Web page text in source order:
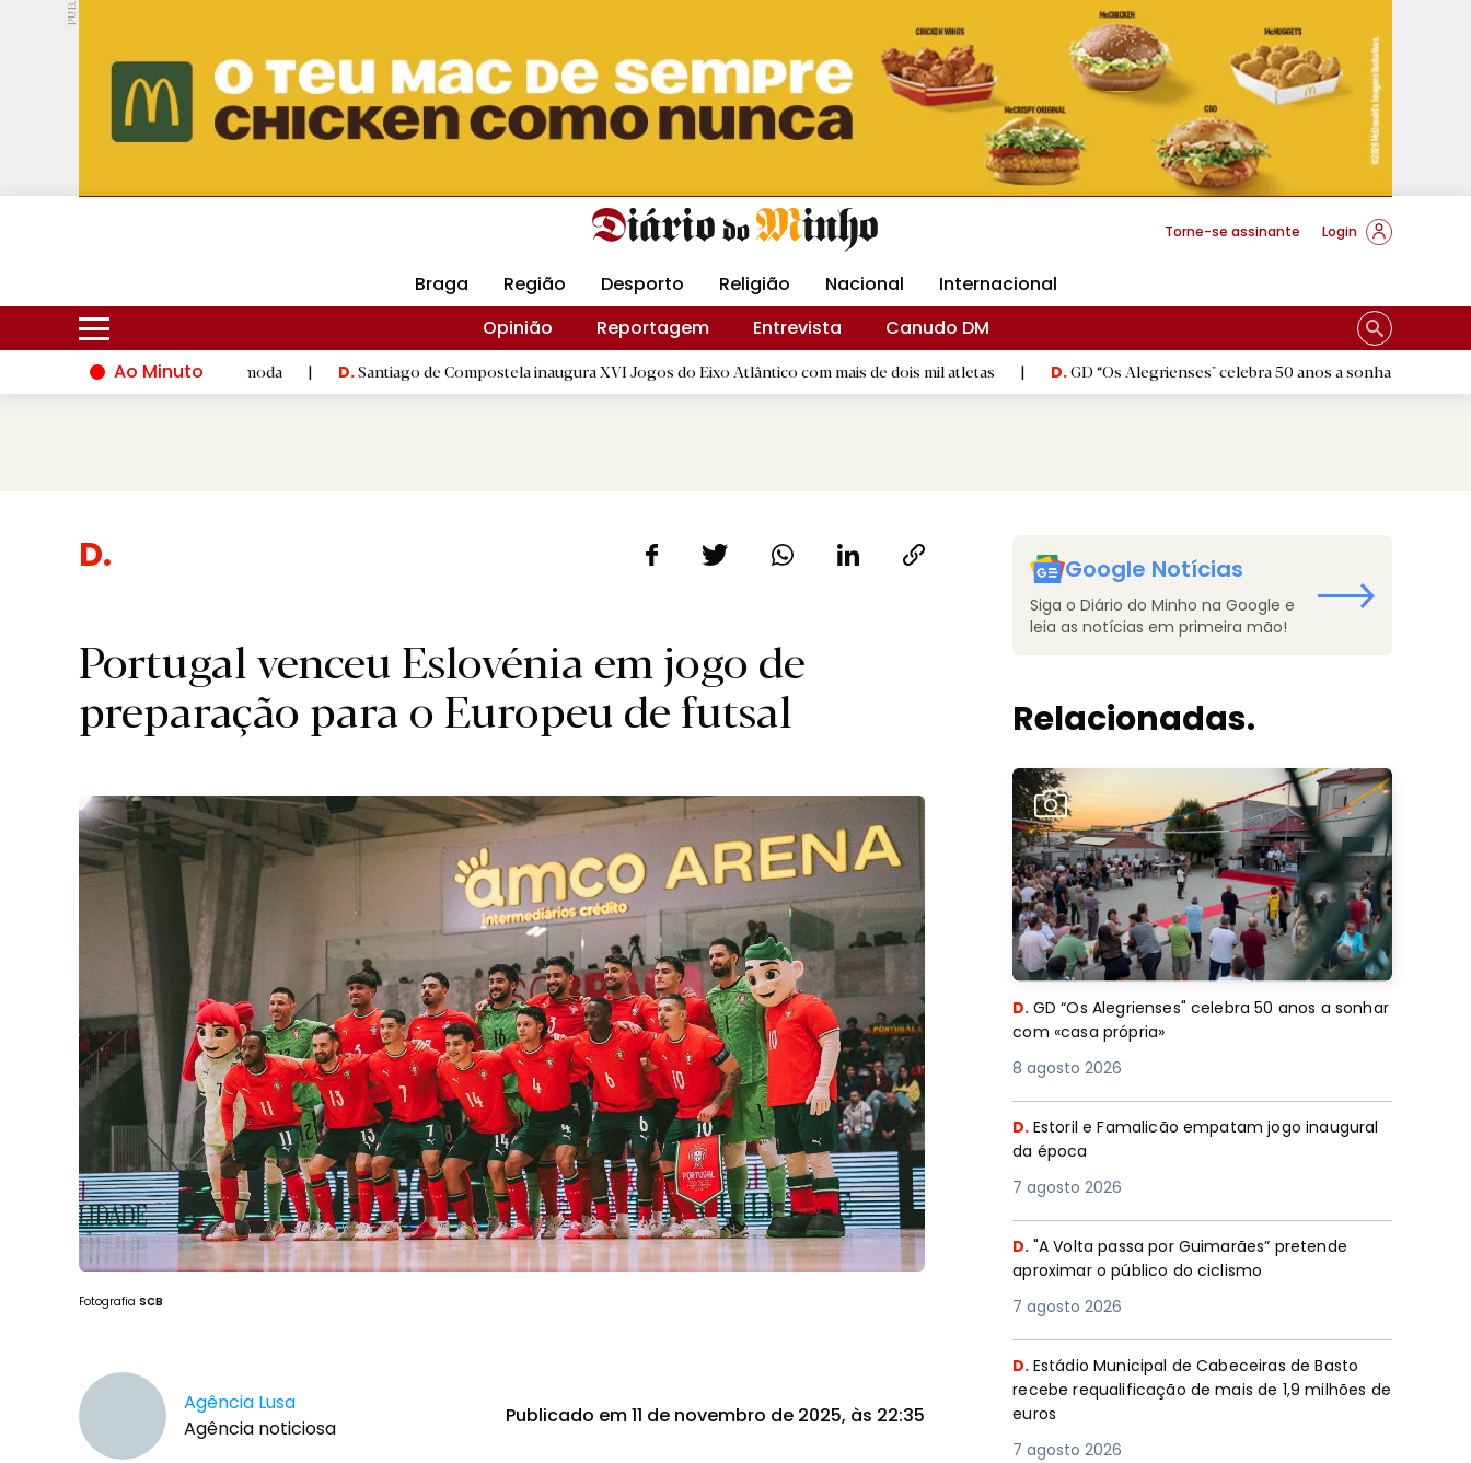
PUB.
Hoje 18ºC 29ºC DMtv Revista Minha Gráfica DM Livraria DM Arquidiocese Braga
Torne-se assinante Login
Braga Região Desporto Religião Nacional
Internacional
Opinião
Reportagem Entrevista
Canudo DM
Ao Minuto
do mundo da moda D.Santiago de Compostela inaugura XVI Jogos do Eixo Atlântico com mais de dois mil atletas | D.GD “Os Alegrienses" celebra 50 anos a sonhar com «casa própria»
Desport
Portugal venceu Eslovénia em jogo de
preparação para o Europeu de futsal
Fotografia SCB
Agência Lusa
Agência noticiosa
Publicado em 11 de novembro de 2025, às 22:35
Google Notícias
Siga o Diário do Minho na Google e
leia as notícias em primeira mão!
Relacionadas.
D. GD “Os Alegrienses" celebra 50 anos a sonhar
com «casa própria»
8 agosto 2026
D. Estoril e Famalicão empatam jogo inaugural
da época
7 agosto 2026
D. "A Volta passa por Guimarães” pretende
aproximar o público do ciclismo
7 agosto 2026
D. Estádio Municipal de Cabeceiras de Basto
recebe requalificação de mais de 1,9 milhões de
euros
7 agosto 2026